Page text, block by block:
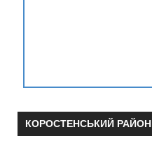
КОРОСТЕНСЬКИЙ РАЙОН